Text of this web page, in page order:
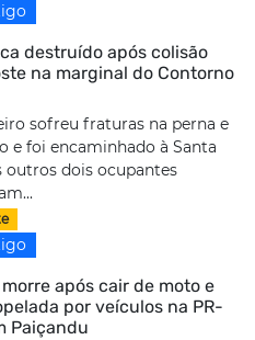
destruído após colisão
na marginal do Contorno
sofreu fraturas na perna e
e foi encaminhado à Santa
outros dois ocupantes
após cair de moto e
por veículos na PR-
Paiçandu